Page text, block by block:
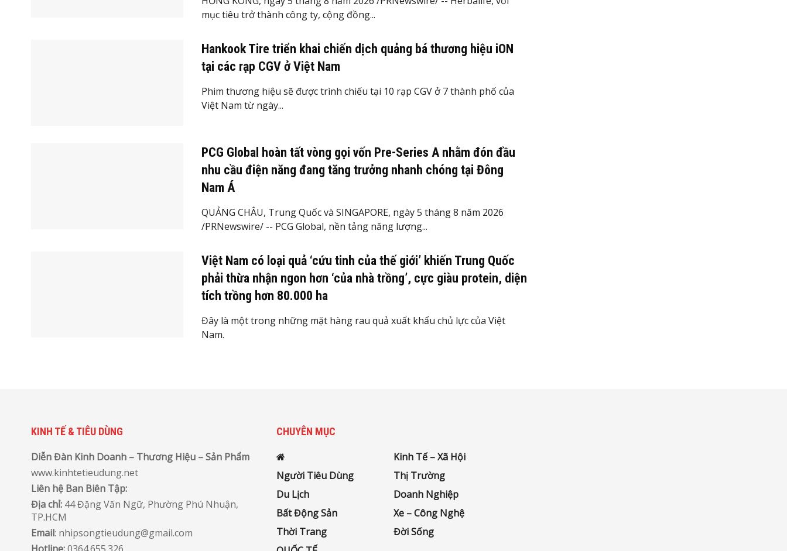
mục tiêu trở thành công ty, cộng đồng...
Hankook Tire triển khai chiến dịch quảng bá thương hiệu iON
tại các rạp CGV ở Việt Nam
Phim thương hiệu sẽ được trình chiếu tại 10 rạp CGV ở 7 thành phố của
Việt Nam từ ngày...
PCG Global hoàn tất vòng gọi vốn Pre-Series A nhằm đón đầu
nhu cầu điện năng đang tăng trưởng nhanh chóng tại Đông
Nam Á
QUẢNG CHÂU, Trung Quốc và SINGAPORE, ngày 5 tháng 8 năm 2026
/PRNewswire/ -- PCG Global, nền tảng năng lượng...
Việt Nam có loại quả ‘cứu tinh của thế giới’ khiến Trung Quốc
phải thừa nhận ngon hơn ‘của nhà trồng’, cực giàu protein, diện
tích trồng hơn 80.000 ha
Đây là một trong những mặt hàng rau quả xuất khẩu chủ lực của Việt
Nam.
KINH TẾ & TIÊU DÙNG
Diễn Đàn Kinh Doanh – Thương Hiệu – Sản Phẩm
www.kinhtetieudung.net
Liên hệ Ban Biên Tập:
Địa chỉ: 44 Đặng Văn Ngữ, Phường Phú Nhuận,
TP.HCM
Email: nhipsongtieudung@gmail.com
CHUYÊN MỤC
Kinh Tế – Xã Hội
Người Tiêu Dùng
Thị Trường
Du Lịch
Doanh Nghiệp
Bất Động Sản
Xe – Công Nghệ
Thời Trang
Đời Sống